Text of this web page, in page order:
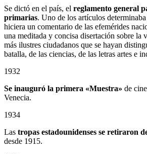
Se dictó en el país, el reglamento general
primarias. Uno de los artículos
hiciera un comentario de las efemérides
una meditada y concisa disertación sobre la
más ilustres ciudadanos que se hayan
batalla, de las ciencias, de las letras artes e
1932
Se inauguró la primera «Muestra» de
Venecia.
1934
Las tropas estadounidenses se retiraron
desde 1915.